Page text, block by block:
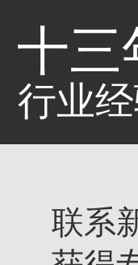
十三
行业
考
联系